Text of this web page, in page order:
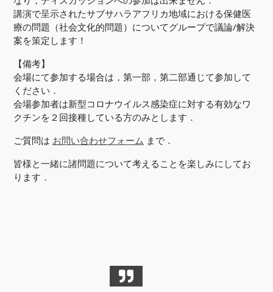
講演で呈示されたサブサハラアフリカ地域における保健医
療の問題（社会文化的問題）についてグループで議論/解決
案を策定します！
【備考】
会場にて参加する場合は，第一部，第二部通じて参加して
ください．
会場参加者は新型コロナウイルス感染症に対する有効なワ
クチンを２回接種している方のみとします．
ご質問は お問い合わせフォーム まで．
皆様と一緒に諸問題について考えることを楽しみにしてお
ります．